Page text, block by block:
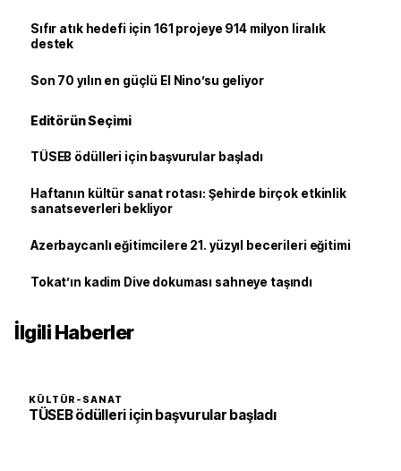
Sıfır atık hedefi için 161 projeye 914 milyon liralık
destek
Son 70 yılın en güçlü El Nino’su geliyor
Editörün Seçimi
TÜSEB ödülleri için başvurular başladı
Haftanın kültür sanat rotası: Şehirde birçok etkinlik
sanatseverleri bekliyor
Azerbaycanlı eğitimcilere 21. yüzyıl becerileri eğitimi
Tokat’ın kadim Dive dokuması sahneye taşındı
İlgili Haberler
KÜLTÜR-SANAT
TÜSEB ödülleri için başvurular başladı